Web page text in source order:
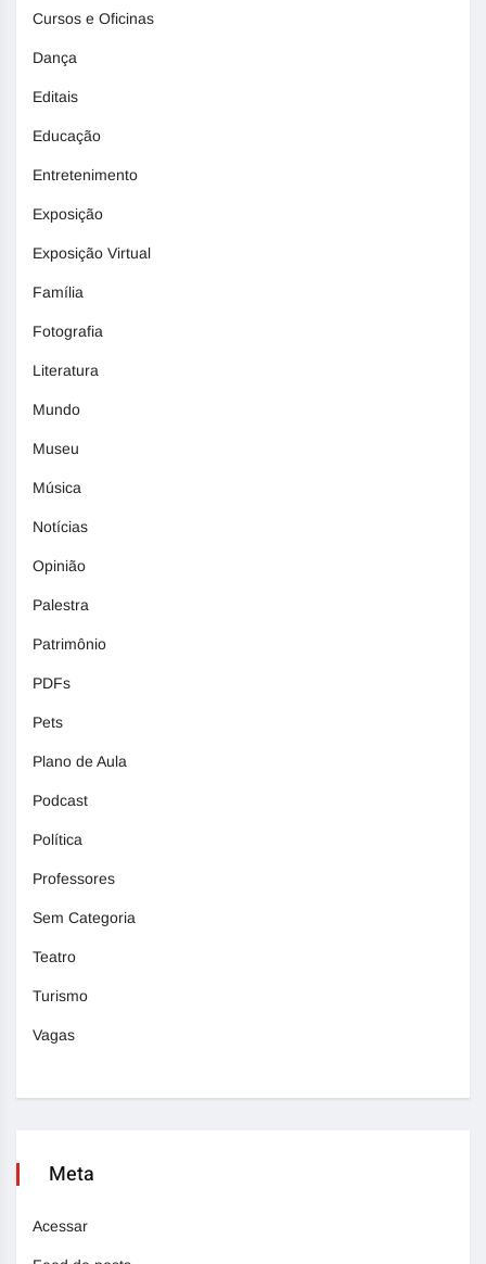
Cursos e Oficinas
Dança
Editais
Educação
Entretenimento
Exposição
Exposição Virtual
Família
Fotografia
Literatura
Mundo
Museu
Música
Notícias
Opinião
Palestra
Patrimônio
PDFs
Pets
Plano de Aula
Podcast
Política
Professores
Sem Categoria
Teatro
Turismo
Vagas
Meta
Acessar